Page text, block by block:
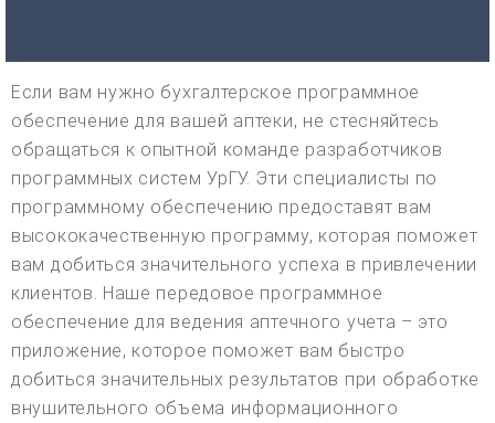
Если вам нужно бухгалтерское программное
обеспечение для вашей аптеки, не стесняйтесь
обращаться к опытной команде разработчиков
программных систем УрГУ. Эти специалисты по
программному обеспечению предоставят вам
высококачественную программу, которая поможет
вам добиться значительного успеха в привлечении
клиентов. Наше передовое программное
обеспечение для ведения аптечного учета – это
приложение, которое поможет вам быстро
добиться значительных результатов при обработке
внушительного объема информационного